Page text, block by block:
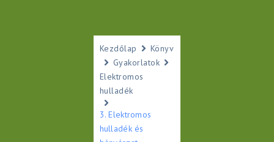
Kezdőlap
Könyv
Gyakorlatok
Elektromos
hulladék
3. Elektromos
hulladék és